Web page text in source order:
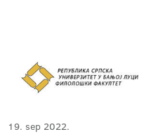
19. sep 2022.